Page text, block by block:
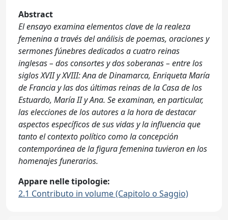
Abstract
El ensayo examina elementos clave de la realeza
femenina a través del análisis de poemas, oraciones y
sermones fúnebres dedicados a cuatro reinas
inglesas – dos consortes y dos soberanas – entre los
siglos XVII y XVIII: Ana de Dinamarca, Enriqueta María
de Francia y las dos últimas reinas de la Casa de los
Estuardo, María II y Ana. Se examinan, en particular,
las elecciones de los autores a la hora de destacar
aspectos específicos de sus vidas y la influencia que
tanto el contexto político como la concepción
contemporánea de la figura femenina tuvieron en los
homenajes funerarios.
Appare nelle tipologie:
2.1 Contributo in volume (Capitolo o Saggio)